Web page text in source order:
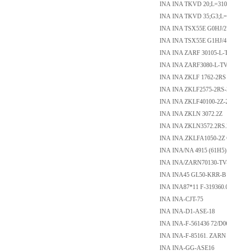
INA INA TKVD
INA INA TKVD
INA INA TSX55E G0HJ/
INA INA TSX55E G1HJ/
INA INA ZARF 30105-L-
INA INA ZARF3080-L-
INA INA ZKLF 1762-2RS
INA INA ZKLF2575-
INA INA ZKLF40100-2Z-
INA INA ZKLN 3072.2Z
INA INA
INA INA.ZKLFA1050-2Z
INA INA/NA 4915 (61H5)
INA INA/ZARN70130-
INA INA45 GL50-KRR-B
INA INA87*11 F-
INA INA-CJT-75
INA INA-D1-ASE-18
INA INA-F-561436 72/
INA INA-F-85161. ZARN
INA INA-GG-ASE16